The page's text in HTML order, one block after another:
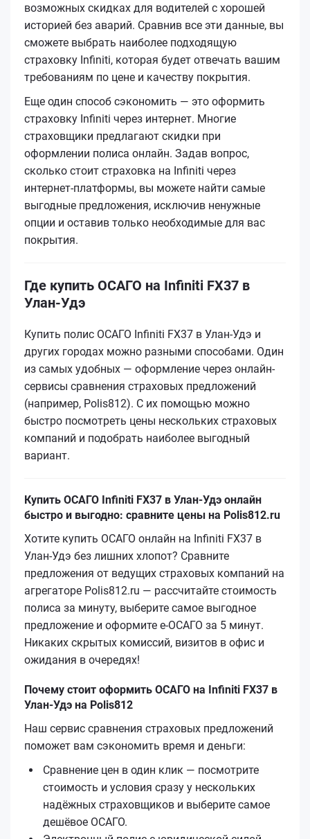
возможных скидках для водителей с хорошей
историей без аварий. Сравнив все эти данные, вы
сможете выбрать наиболее подходящую
страховку Infiniti, которая будет отвечать вашим
требованиям по цене и качеству покрытия.
Еще один способ сэкономить — это оформить
страховку Infiniti через интернет. Многие
страховщики предлагают скидки при
оформлении полиса онлайн. Задав вопрос,
сколько стоит страховка на Infiniti через
интернет-платформы, вы можете найти самые
выгодные предложения, исключив ненужные
опции и оставив только необходимые для вас
покрытия.
Где купить ОСАГО на Infiniti FX37 в
Улан-Удэ
Купить полис ОСАГО Infiniti FX37 в Улан-Удэ и
других городах можно разными способами. Один
из самых удобных — оформление через онлайн-
сервисы сравнения страховых предложений
(например, Polis812). С их помощью можно
быстро посмотреть цены нескольких страховых
компаний и подобрать наиболее выгодный
вариант.
Купить ОСАГО Infiniti FX37 в Улан-Удэ онлайн
быстро и выгодно: сравните цены на Polis812.ru
Хотите купить ОСАГО онлайн на Infiniti FX37 в
Улан-Удэ без лишних хлопот? Сравните
предложения от ведущих страховых компаний на
агрегаторе Polis812.ru — рассчитайте стоимость
полиса за минуту, выберите самое выгодное
предложение и оформите е‑ОСАГО за 5 минут.
Никаких скрытых комиссий, визитов в офис и
ожидания в очередях!
Почему стоит оформить ОСАГО на Infiniti FX37 в
Улан-Удэ на Polis812
Наш сервис сравнения страховых предложений
поможет вам сэкономить время и деньги:
Сравнение цен в один клик — посмотрите
стоимость и условия сразу у нескольких
надёжных страховщиков и выберите самое
дешёвое ОСАГО.